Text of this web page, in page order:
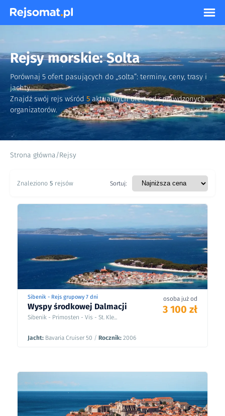
Rejsy morskie: Solta
Porównaj 5 ofert pasujących do „solta”: terminy, ceny, trasy i
jachty.
Znajdź swój rejs wśród 5 aktualnych ofert od sprawdzonych
organizatorów.
Strona główna/Rejsy
Znaleziono 5 rejsów Sortuj:
Sibenik - Rejs grupowy 7 dni
Wyspy środkowej Dalmacji
Sibenik - Primosten - Vis - St. Kle...
Jacht: Bavaria Cruiser 50 / Rocznik: 2006
osoba już od
3 100 zł